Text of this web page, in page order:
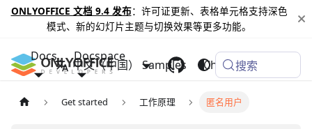
ONLYOFFICE 文档 9.4 发布：许可证更新、表格单元格支持深色
模式、新的幻灯片主题与切换效果等更多功能。
Docs Docspace
Samples Changelog
中文（中国） 搜索
Get started 工作原理 匿名用户